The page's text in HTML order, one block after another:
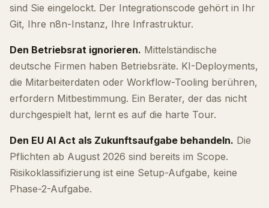
sind Sie eingelockt. Der Integrationscode gehört in Ihr
Git, Ihre n8n-Instanz, Ihre Infrastruktur.
Den Betriebsrat ignorieren. Mittelständische
deutsche Firmen haben Betriebsräte. KI-Deployments,
die Mitarbeiterdaten oder Workflow-Tooling berühren,
erfordern Mitbestimmung. Ein Berater, der das nicht
durchgespielt hat, lernt es auf die harte Tour.
Den EU AI Act als Zukunftsaufgabe behandeln. Die
Pflichten ab August 2026 sind bereits im Scope.
Risikoklassifizierung ist eine Setup-Aufgabe, keine
Phase-2-Aufgabe.